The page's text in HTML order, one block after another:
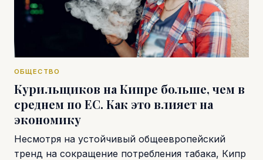
ОБЩЕСТВО
Курильщиков на Кипре больше, чем в
среднем по ЕС. Как это влияет на
экономику
Несмотря на устойчивый общеевропейский
тренд на сокращение потребления табака, Кипр